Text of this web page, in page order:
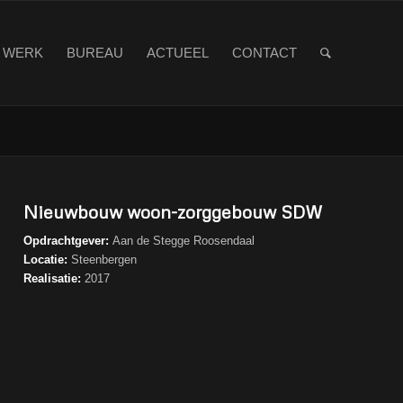
WERK BUREAU ACTUEEL CONTACT
Nieuwbouw woon-zorggebouw SDW
Opdrachtgever: Aan de Stegge Roosendaal
Locatie: Steenbergen
Realisatie: 2017